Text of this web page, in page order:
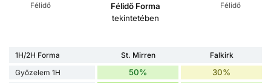
Félidő
Félidő Forma
tekintetében
Félidő
1H/2H Forma St. Mirren
Falkirk
Győzelem 1H
50% 30%